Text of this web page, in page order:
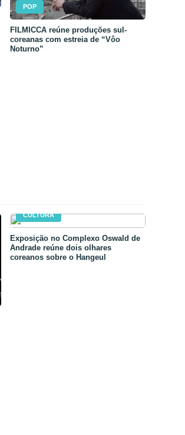
POP
FILMICCA reúne produções sul-
coreanas com estreia de “Vôo
Noturno”
CULTURA
Exposição no Complexo Oswald de
Andrade reúne dois olhares
coreanos sobre o Hangeul